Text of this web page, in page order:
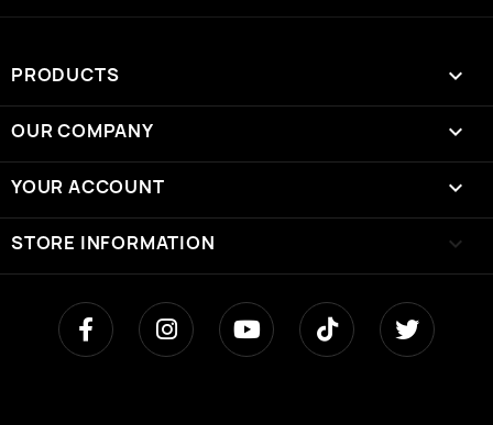
PRODUCTS 
OUR COMPANY 
YOUR ACCOUNT 
STORE INFORMATION keyboard_arrow_down